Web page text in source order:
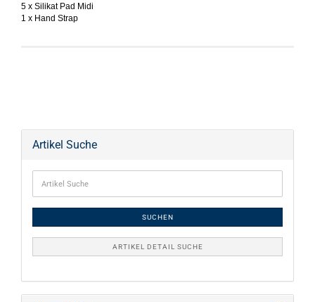
5 x Silikat Pad Midi
1 x Hand Strap
Artikel Suche
SUCHEN
ARTIKEL DETAIL SUCHE